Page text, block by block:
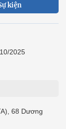
kiện
2025
68 Dương